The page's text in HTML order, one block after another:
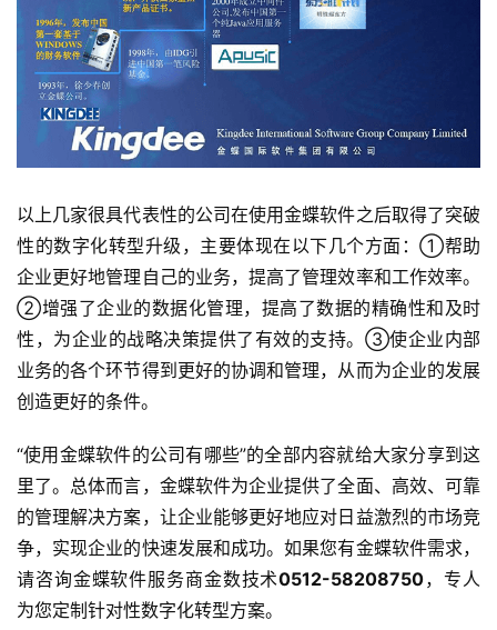
以上几家很具代表性的公司在使用金蝶软件之后取得了突破
性的数字化转型升级，主要体现在以下几个方面：①帮助
企业更好地管理自己的业务，提高了管理效率和工作效率。
②增强了企业的数据化管理，提高了数据的精确性和及时
性，为企业的战略决策提供了有效的支持。③使企业内部
业务的各个环节得到更好的协调和管理，从而为企业的发展
创造更好的条件。
“使用金蝶软件的公司有哪些”的全部内容就给大家分享到这
里了。总体而言，金蝶软件为企业提供了全面、高效、可靠
的管理解决方案，让企业能够更好地应对日益激烈的市场竞
争，实现企业的快速发展和成功。如果您有金蝶软件需求，
请咨询金蝶软件服务商金数技术0512-58208750，专人
为您定制针对性数字化转型方案。